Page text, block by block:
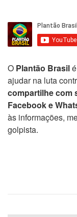
O Plantão Brasil
ajudar na luta
compartilhe com
Facebook e
às informações,
golpista.